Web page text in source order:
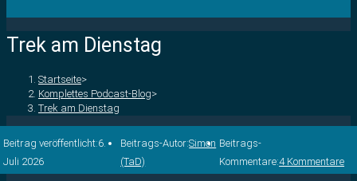
Trek am Dienstag
Startseite>
Komplettes Podcast-Blog>
Trek am Dienstag
Beitrag veröffentlicht:6.
Juli 2026
Beitrags-Autor:Simon
(TaD)
Beitrags-
Kommentare:4 Kommentare